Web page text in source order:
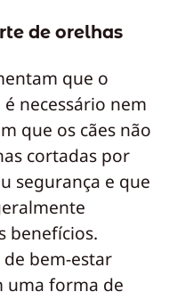
de orelhas
que o
necessário nem
que os cães não
cortadas por
segurança e que
benefícios.
bem-estar
uma forma de